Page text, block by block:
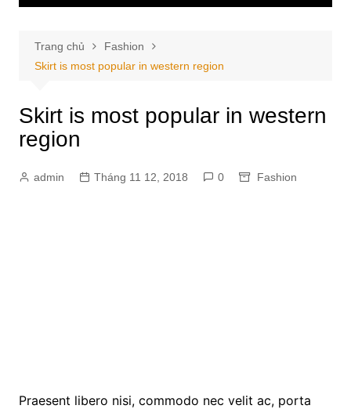
Trang chủ
Fashion
Skirt is most popular in western region
Skirt is most popular in western
region
admin Tháng 11 12, 2018 0 Fashion
Praesent libero nisi, commodo nec velit ac, porta